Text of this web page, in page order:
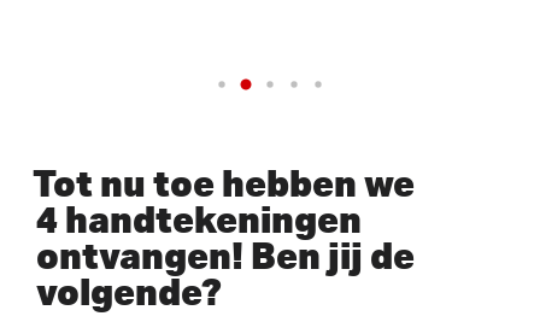
Tot nu toe hebben we
4 handtekeningen
ontvangen! Ben jij de
volgende?